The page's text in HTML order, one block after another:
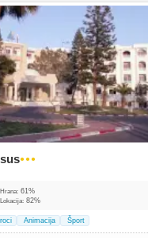
●●●
Hrana: 61%
Lokacija: 82%
Animacija Šport